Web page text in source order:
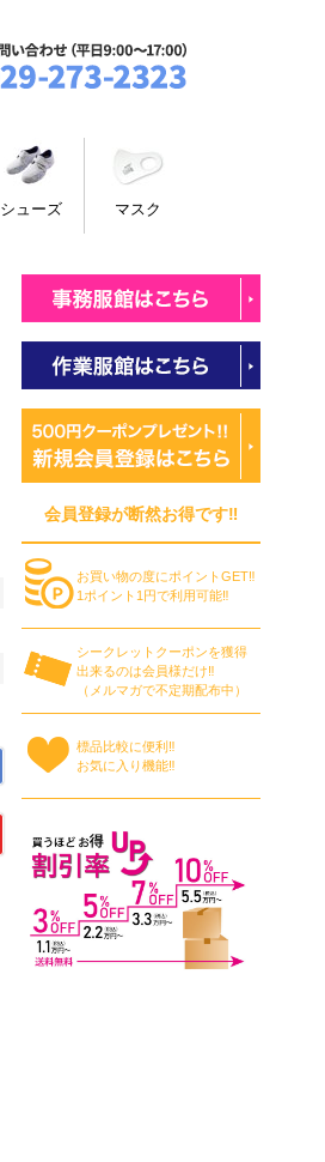
シューズ マスク
会員登録が断然お得です‼
お買い物の度にポイントGET‼
1ポイント1円で利用可能‼
シークレットクーポンを獲得
出来るのは会員様だけ‼
（メルマガで不定期配布中）
標品比較に便利‼
お気に入り機能‼